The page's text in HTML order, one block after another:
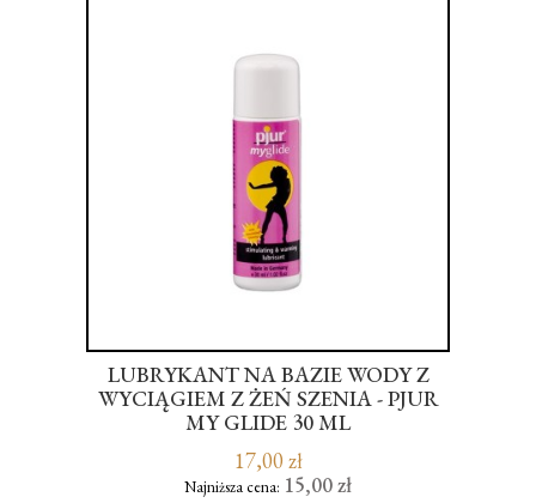
LUBRYKANT NA BAZIE WODY Z
WYCIĄGIEM Z ŻEŃ SZENIA - PJUR
MY GLIDE 30 ML
17,00 zł
Najniższa cena: 15,00 zł